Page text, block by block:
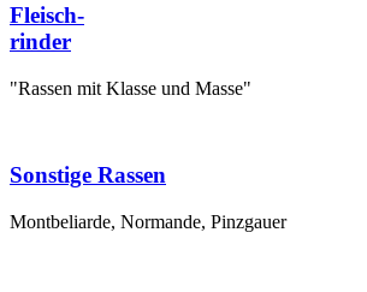
Fleisch-
rinder
"Rassen mit Klasse und Masse"
Sonstige Rassen
Montbeliarde, Normande, Pinzgauer